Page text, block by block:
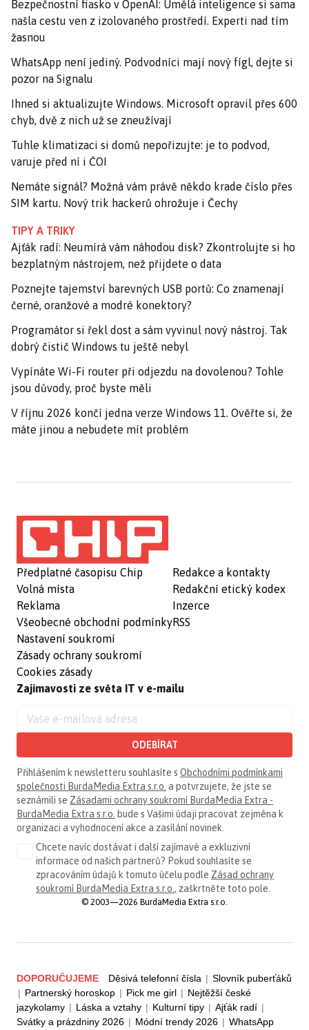
Bezpečnostní fiasko v OpenAI: Umělá inteligence si sama
našla cestu ven z izolovaného prostředí. Experti nad tím
žasnou
WhatsApp není jediný. Podvodníci mají nový fígl, dejte si
pozor na Signalu
Ihned si aktualizujte Windows. Microsoft opravil přes 600
chyb, dvě z nich už se zneužívají
Tuhle klimatizaci si domů nepořizujte: je to podvod,
varuje před ní i ČOI
Nemáte signál? Možná vám právě někdo krade číslo přes
SIM kartu. Nový trik hackerů ohrožuje i Čechy
TIPY A TRIKY
Ajťák radí: Neumírá vám náhodou disk? Zkontrolujte si ho
bezplatným nástrojem, než přijdete o data
Poznejte tajemství barevných USB portů: Co znamenají
černé, oranžové a modré konektory?
Programátor si řekl dost a sám vyvinul nový nástroj. Tak
dobrý čistič Windows tu ještě nebyl
Vypínáte Wi-Fi router při odjezdu na dovolenou? Tohle
jsou důvody, proč byste měli
V říjnu 2026 končí jedna verze Windows 11. Ověřte si, že
máte jinou a nebudete mít problém
Předplatné časopisu Chip
Volná místa
Reklama
Všeobecné obchodní podmínky
Nastavení soukromí
Zásady ochrany soukromí
Cookies zásady
Redakce a kontakty
Redakční etický kodex
Inzerce
RSS
Zajímavosti ze světa IT v e-mailu
ODEBÍRAT
Přihlášením k newsletteru souhlasíte s Obchodními podmínkami
společnosti BurdaMedia Extra s.r.o. a potvrzujete, že jste se
seznámili se Zásadami ochrany soukromí BurdaMedia Extra -
BurdaMedia Extra s.r.o. bude s Vašimi údaji pracovat zejména k
organizaci a vyhodnocení akce a zasílání novinek.
Chcete navíc dostávat i další zajímavé a exkluzivní
informace od našich partnerů? Pokud souhlasíte se
zpracováním údajů k tomuto účelu podle Zásad ochrany
soukromí BurdaMedia Extra s.r.o., zaškrtněte toto pole.
© 2003—2026 BurdaMedia Extra s.r.o.
DOPORUČUJEME Děsivá telefonní čísla | Slovník puberťáků
| Partnerský horoskop | Pick me girl | Nejtěžší české
jazykolamy | Láska a vztahy | Kulturní tipy | Ajťák radí |
Svátky a prázdniny 2026 | Módní trendy 2026 | WhatsApp